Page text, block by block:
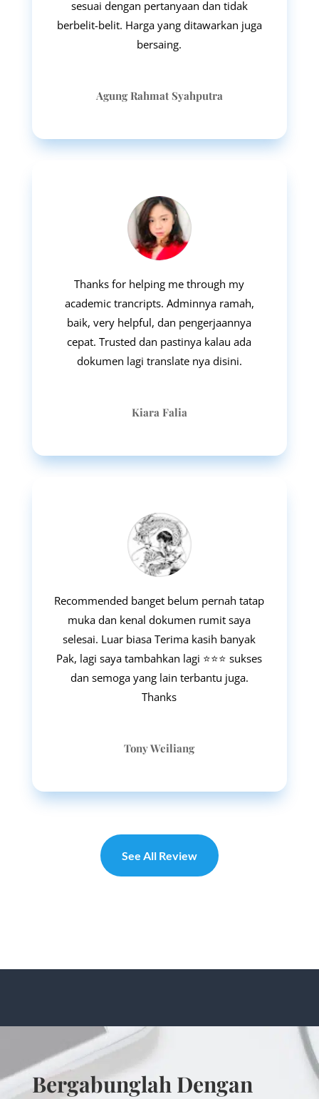
sesuai dengan pertanyaan dan tidak
berbelit-belit. Harga yang ditawarkan juga
bersaing.
Agung Rahmat Syahputra
Thanks for helping me through my
academic trancripts. Adminnya ramah,
baik, very helpful, dan pengerjaannya
cepat. Trusted dan pastinya kalau ada
dokumen lagi translate nya disini.
Kiara Falia
Recommended banget belum pernah tatap
muka dan kenal dokumen rumit saya
selesai. Luar biasa Terima kasih banyak
Pak, lagi saya tambahkan lagi ⭐⭐⭐ sukses
dan semoga yang lain terbantu juga.
Thanks
Tony Weiliang
See All Review
Bergabunglah Dengan